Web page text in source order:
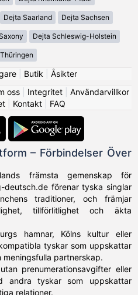
Dejta Saarland Dejta Sachsen
Dejta Schleswig-Holstein
| Butik
Åsikter
oss| Integritet| Användarvillkor
| Kontakt| FAQ
– Förbindelser Över
främsta gemenskap för
deutsch.de förenar tyska singlar
traditioner, och främjar
tillförlitlighet och äkta
hamnar, Kölns kultur eller
tyskar som uppskattar
partnerskap.
prenumerationsavgifter eller
andra tyskar som uppskattar
relationer.